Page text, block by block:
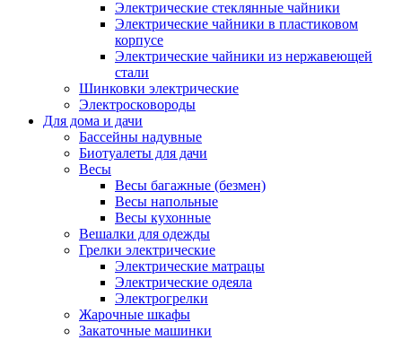
Электрические стеклянные чайники
Электрические чайники в пластиковом
корпусе
Электрические чайники из нержавеющей
стали
Шинковки электрические
Электросковороды
Для дома и дачи
Бассейны надувные
Биотуалеты для дачи
Весы
Весы багажные (безмен)
Весы напольные
Весы кухонные
Вешалки для одежды
Грелки электрические
Электрические матрацы
Электрические одеяла
Электрогрелки
Жарочные шкафы
Закаточные машинки